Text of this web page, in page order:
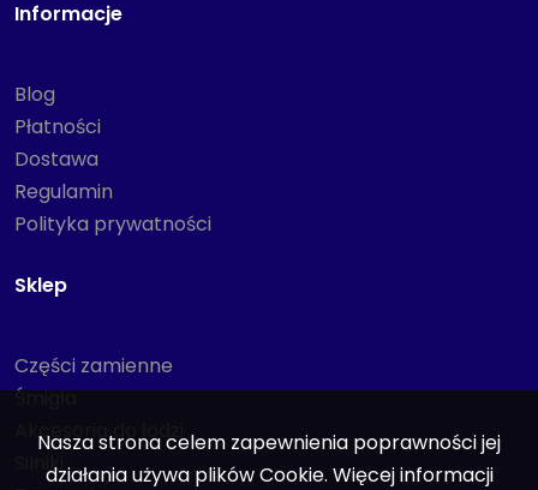
Informacje
Blog
Płatności
Dostawa
Regulamin
Polityka prywatności
Sklep
Części zamienne
Śmigła
Akcesoria do łodzi
Silniki
Nasza strona celem zapewnienia poprawności jej
działania używa plików Cookie. Więcej informacji